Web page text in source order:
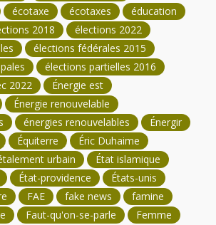
écotaxe écotaxes
éducation
2018
élections 2022
élections fédérales 2015
élections partielles 2016
2022
Énergie est
Énergie renouvelable
énergies renouvelables
Énergir
Équiterre
Éric Duhaime
urbain
État islamique
État-providence
États-unis
FAE fake news
famine
Faut-qu'on-se-parle
Femme